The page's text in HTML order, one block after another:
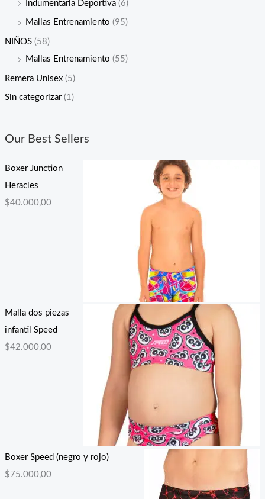
Indumentaria Deportiva (6)
Mallas Entrenamiento (95)
NIÑOS (58)
Mallas Entrenamiento (55)
Remera Unisex (5)
Sin categorizar (1)
Our Best Sellers
Boxer Junction
Heracles
$40.000,00
Malla dos piezas
infantil Speed
$42.000,00
Boxer Speed (negro y rojo)
$75.000,00